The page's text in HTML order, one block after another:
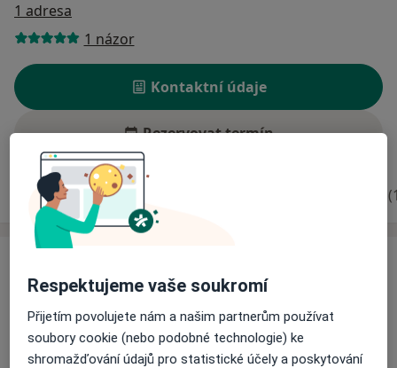
1 adresa
1 názor
Kontaktní údaje
Rezervovat termín
Zkušenosti Názory pacientů
Odborník na:
Dermatovenerologie
Hlavní léčená onemocnění
Respektujeme vaše soukromí
Přijetím povolujete nám a našim partnerům používat
soubory cookie (nebo podobné technologie) ke
shromažďování údajů pro statistické účely a poskytování